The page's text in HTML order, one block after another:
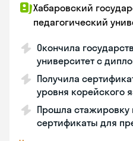
Хабаровский
педагогический
Окончила
университет с
Получила
уровня корейского
Прошла стажировку
сертификаты для